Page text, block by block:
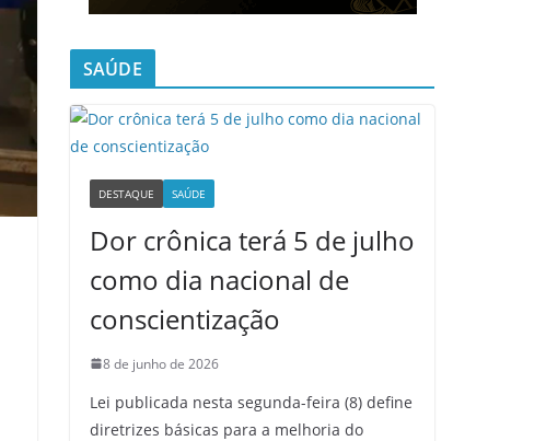
SAÚDE
DESTAQUE SAÚDE
Dor crônica terá 5 de julho
como dia nacional de
conscientização
8 de junho de 2026
Lei publicada nesta segunda-feira (8) define
diretrizes básicas para a melhoria do